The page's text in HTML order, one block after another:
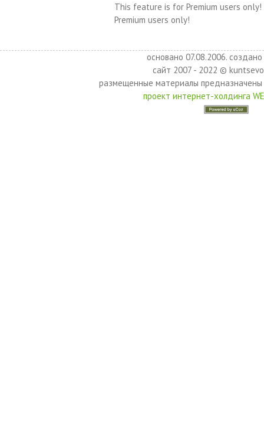
This feature is for Premium users only!
Premium users only!
основано 07.08.2006.
сайт 2007 - 2022 ©
размещенные материалы
проект интернет-холдинга